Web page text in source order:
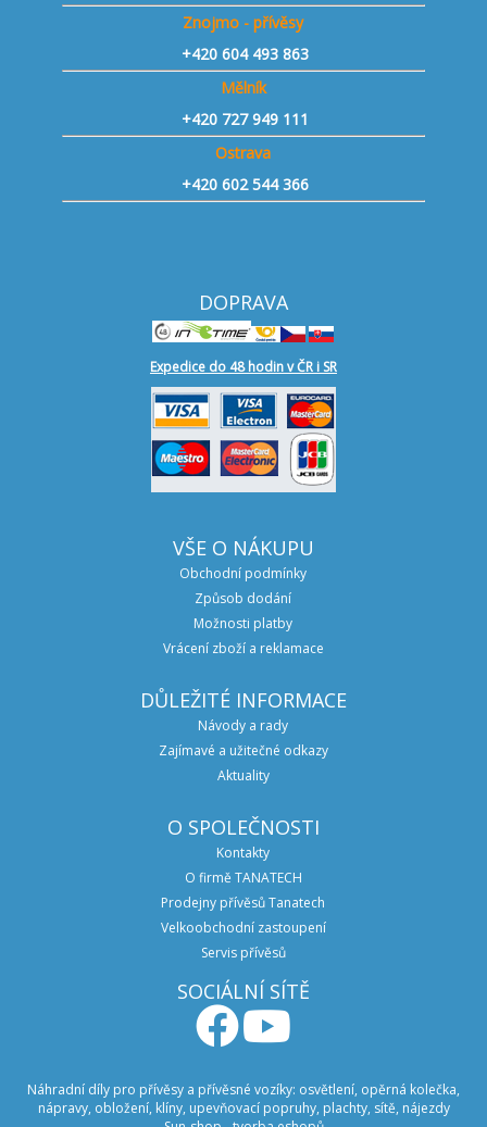
Znojmo - přívěsy
+420 604 493 863
Mělník
+420 727 949 111
Ostrava
+420 602 544 366
DOPRAVA
Expedice do 48 hodin v ČR i SR
VŠE O NÁKUPU
Obchodní podmínky
Způsob dodání
Možnosti platby
Vrácení zboží a reklamace
DŮLEŽITÉ INFORMACE
Návody a rady
Zajímavé a užitečné odkazy
Aktuality
O SPOLEČNOSTI
Kontakty
O firmě TANATECH
Prodejny přívěsů Tanatech
Velkoobchodní zastoupení
Servis přívěsů
SOCIÁLNÍ SÍTĚ
Náhradní díly pro přívěsy a přívěsné vozíky: osvětlení, opěrná kolečka,
nápravy, obložení, klíny, upevňovací popruhy, plachty, sítě, nájezdy